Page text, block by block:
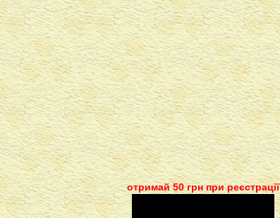
отримай 50 грн при реєстрації